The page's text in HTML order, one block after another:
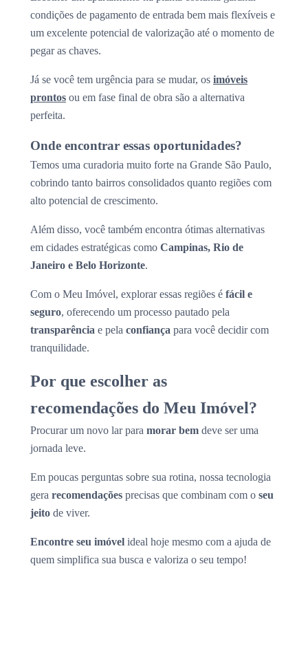
condições de pagamento de entrada bem mais flexíveis e
um excelente potencial de valorização até o momento de
pegar as chaves.
Já se você tem urgência para se mudar, os imóveis
prontos ou em fase final de obra são a alternativa
perfeita.
Onde encontrar essas oportunidades?
Temos uma curadoria muito forte na Grande São Paulo,
cobrindo tanto bairros consolidados quanto regiões com
alto potencial de crescimento.
Além disso, você também encontra ótimas alternativas
em cidades estratégicas como Campinas, Rio de
Janeiro e Belo Horizonte.
Com o Meu Imóvel, explorar essas regiões é fácil e
seguro, oferecendo um processo pautado pela
transparência e pela confiança para você decidir com
tranquilidade.
Por que escolher as
recomendações do Meu Imóvel?
Procurar um novo lar para morar bem deve ser uma
jornada leve.
Em poucas perguntas sobre sua rotina, nossa tecnologia
gera recomendações precisas que combinam com o seu
jeito de viver.
Encontre seu imóvel ideal hoje mesmo com a ajuda de
quem simplifica sua busca e valoriza o seu tempo!